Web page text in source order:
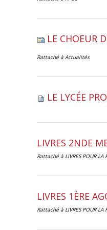
LE CHOEUR
Rattaché à Actualités
LE LYCÉE
LIVRES 2NDE
Rattaché à LIVRES POUR LA
LIVRES 1ÈRE
Rattaché à LIVRES POUR LA